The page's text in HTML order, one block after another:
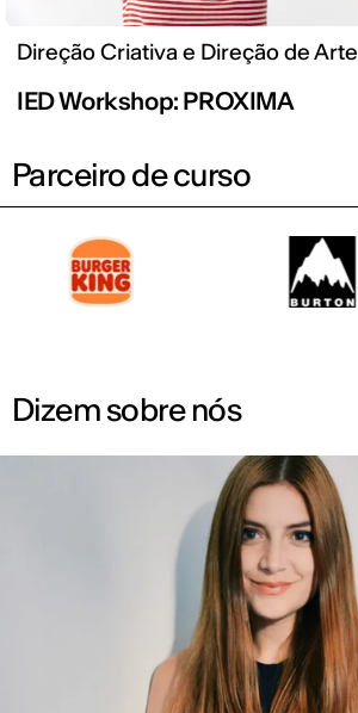
Direção Criativa e Direção de Arte
IED Workshop: PROXIMA
Parceiro de curso
Dizem sobre nós